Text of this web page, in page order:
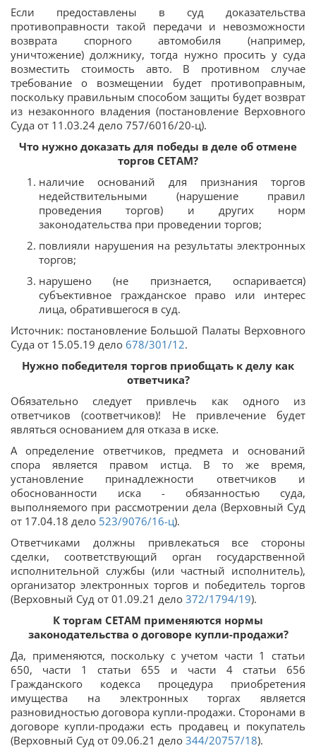
Если предоставлены в суд доказательства
противоправности такой передачи и невозможности
возврата спорного автомобиля (например,
уничтожение) должнику, тогда нужно просить у суда
возместить стоимость авто. В противном случае
требование о возмещении будет противоправным,
поскольку правильным способом защиты будет возврат
из незаконного владения (постановление Верховного
Суда от 11.03.24 дело 757/6016/20-ц).
Что нужно доказать для победы в деле об отмене
торгов СЕТАМ?
наличие оснований для признания торгов
недействительными (нарушение правил
проведения торгов) и других норм
законодательства при проведении торгов;
повлияли нарушения на результаты электронных
торгов;
нарушено (не признается, оспаривается)
субъективное гражданское право или интерес
лица, обратившегося в суд.
Источник: постановление Большой Палаты Верховного
Суда от 15.05.19 дело 678/301/12.
Нужно победителя торгов приобщать к делу как
ответчика?
Обязательно следует привлечь как одного из
ответчиков (соответчиков)! Не привлечение будет
являться основанием для отказа в иске.
А определение ответчиков, предмета и оснований
спора является правом истца. В то же время,
установление принадлежности ответчиков и
обоснованности иска - обязанностью суда,
выполняемого при рассмотрении дела (Верховный Суд
от 17.04.18 дело 523/9076/16-ц).
Ответчиками должны привлекаться все стороны
сделки, соответствующий орган государственной
исполнительной службы (или частный исполнитель),
организатор электронных торгов и победитель торгов
(Верховный Суд от 01.09.21 дело 372/1794/19).
К торгам СЕТАМ применяются нормы
законодательства о договоре купли-продажи?
Да, применяются, поскольку с учетом части 1 статьи
650, части 1 статьи 655 и части 4 статьи 656
Гражданского кодекса процедура приобретения
имущества на электронных торгах является
разновидностью договора купли-продажи. Сторонами в
договоре купли-продажи есть продавец и покупатель
(Верховный Суд от 09.06.21 дело 344/20757/18).